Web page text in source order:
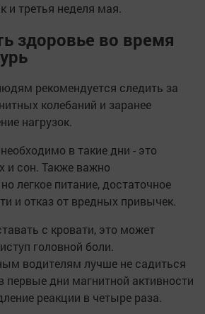
и третья неделя мая.
здоровье во время
рекомендуется следить за
колебаний и заранее
нагрузок.
в такие дни - это
и сон. Также важно
легкое питание, достаточное
и отказ от вредных привычек.
с кровати, это может
головной боли.
водителям лучше не садиться
первые дни магнитной активности
реакции в четыре раза.